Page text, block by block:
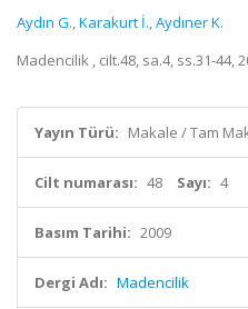
Aydın G.,Karakurt İ.,Aydıner K.
Madencilik , cilt.48, sa.4, ss.31-44,
Yayın Türü: Makale / Tam
Cilt numarası: 48 Sayı: 4
Basım Tarihi: 2009
Dergi Adı: Madencilik